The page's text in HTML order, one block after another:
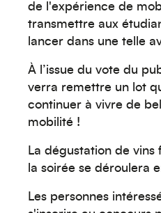
de l'expérience de
transmettre aux
lancer dans une telle
À l’issue du vote du
verra remettre un lot
continuer à vivre de
mobilité !
La dégustation de
la soirée se déroulera
Les personnes
Moyen-Orient
Océanie